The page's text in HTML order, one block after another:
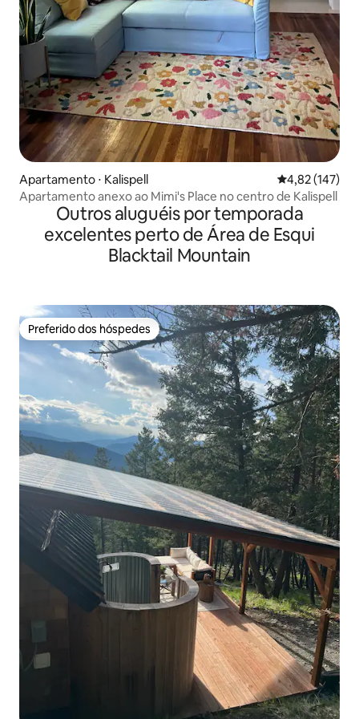
Apartamento ⋅ Kalispell 4,82 de uma
4,82 (147)
Apartamento anexo ao Mimi's Place no centro de Kalispell
Outros aluguéis por temporada
excelentes perto de Área de Esqui
Blacktail Mountain
Preferido dos hóspedes
Preferido dos hóspedes